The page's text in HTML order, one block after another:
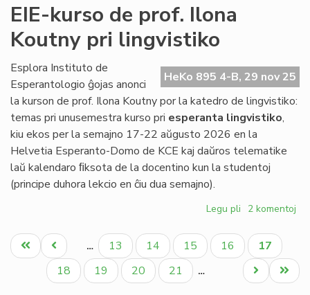
EIE-kurso de prof. Ilona
Koutny pri lingvistiko
HeKo 895 4-B, 29 nov 25
Esplora Instituto de
Esperantologio ĝojas anonci
la kurson de prof. Ilona Koutny por la katedro de lingvistiko:
temas pri unusemestra kurso pri esperanta lingvistiko,
kiu ekos per la semajno 17-22 aŭgusto 2026 en la
Helvetia Esperanto-Domo de KCE kaj daŭros telematike
laŭ kalendaro ﬁksota de la docentino kun la studentoj
(principe duhora lekcio en ĉiu dua semajno).
Legu pli pri
kurso
de
prof.
Ilona
2 komentoj
Pagination
Unua
paĝo
Antaŭa
paĝo
… Paĝo
13 Paĝo
14 Paĝo
15 Paĝo
16
Aktuala
paĝo
17
Paĝo
18 Paĝo
19 Paĝo
20 Paĝo
21 …
Last
page
Next
page